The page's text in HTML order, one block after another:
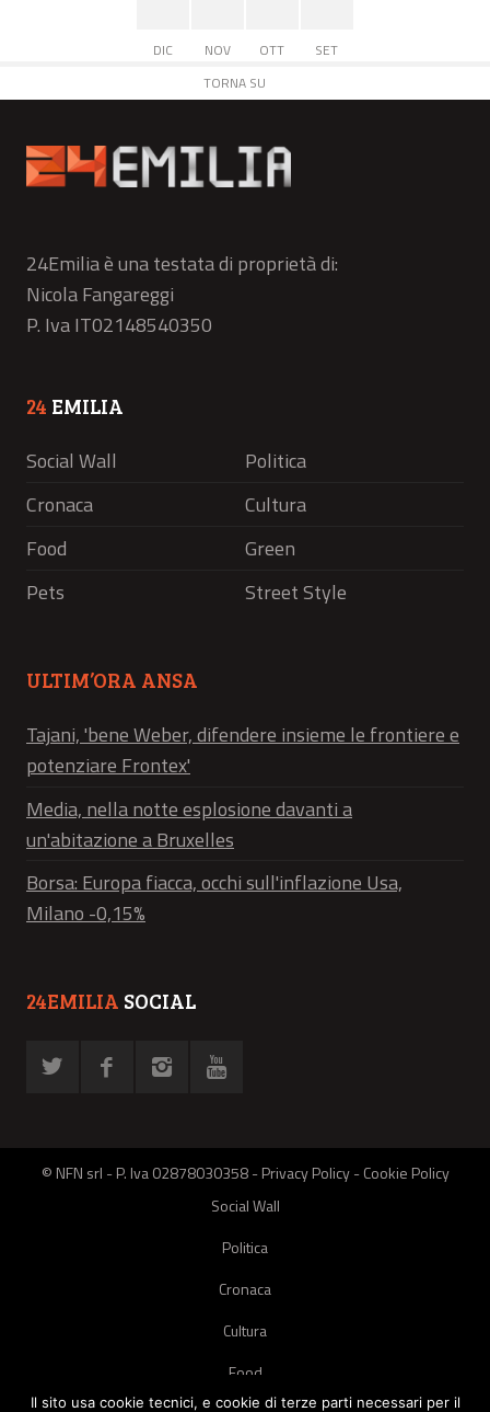
DIC NOV OTT
SET
TORNA SU
24Emilia è una testata di proprietà di:
Nicola Fangareggi
P. Iva IT02148540350
24 EMILIA
Social Wall
Politica
Cronaca
Cultura
Food
Green
Pets
Street Style
ULTIM’ORA ANSA
Tajani, 'bene Weber, difendere insieme le frontiere e
potenziare Frontex'
Media, nella notte esplosione davanti a
un'abitazione a Bruxelles
Borsa: Europa fiacca, occhi sull'inflazione Usa,
Milano -0,15%
24EMILIA SOCIAL
© NFN srl - P. Iva 02878030358 -Privacy Policy-Cookie Policy
Social Wall
Politica
Cronaca
Cultura
Food
Il sito usa cookie tecnici, e cookie di terze parti necessari per il